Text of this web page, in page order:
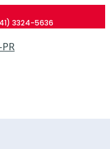
3324-5636